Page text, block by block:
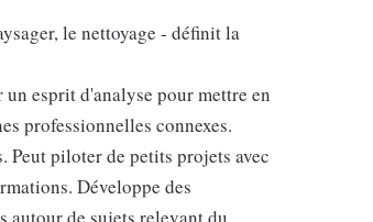
le nettoyage - définit la
esprit d'analyse pour mettre en
professionnelles connexes.
Peut piloter de petits projets avec
Développe des